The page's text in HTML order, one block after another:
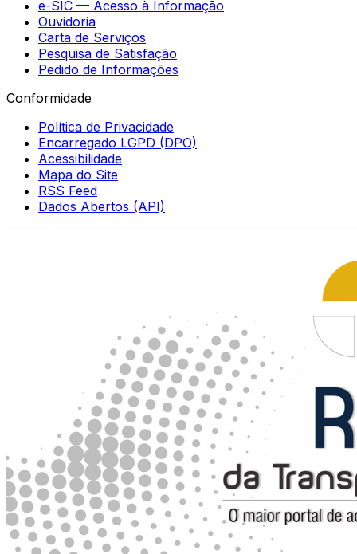
e-SIC — Acesso à Informação
Ouvidoria
Carta de Serviços
Pesquisa de Satisfação
Pedido de Informações
Conformidade
Política de Privacidade
Encarregado LGPD (DPO)
Acessibilidade
Mapa do Site
RSS Feed
Dados Abertos (API)